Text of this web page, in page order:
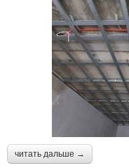
читать дальше →